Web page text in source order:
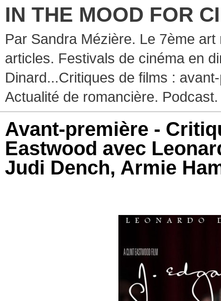
IN THE MOOD FOR
Par Sandra Mézière. Le 7ème
articles. Festivals de cinéma en
Dinard...Critiques de films :
Actualité de romancière. Podcast.
Avant-première -
Eastwood avec
Judi Dench, Armie